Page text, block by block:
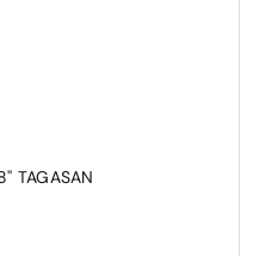
dégivrants et
en profondeur
TAGASAN